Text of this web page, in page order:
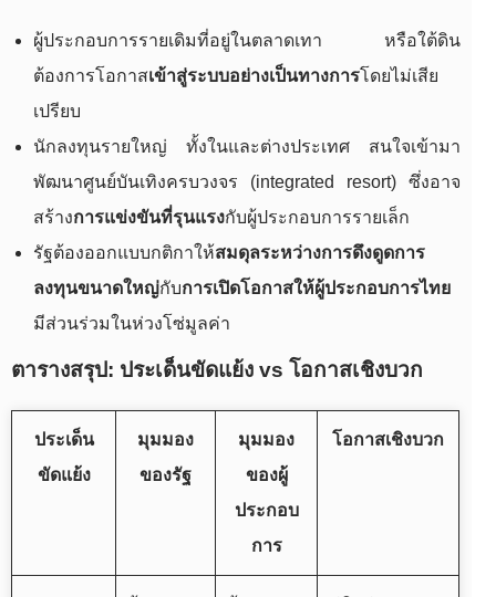
ผู้ประกอบการรายเดิมที่อยู่ในตลาดเทา หรือใต้ดิน
ต้องการโอกาสเข้าสู่ระบบอย่างเป็นทางการโดยไม่เสีย
เปรียบ
นักลงทุนรายใหญ่ ทั้งในและต่างประเทศ สนใจเข้ามา
พัฒนาศูนย์บันเทิงครบวงจร (integrated resort) ซึ่งอาจ
สร้างการแข่งขันที่รุนแรงกับผู้ประกอบการรายเล็ก
รัฐต้องออกแบบกติกาให้สมดุลระหว่างการดึงดูดการ
ลงทุนขนาดใหญ่กับการเปิดโอกาสให้ผู้ประกอบการไทย
มีส่วนร่วมในห่วงโซ่มูลค่า
ตารางสรุป: ประเด็นขัดแย้ง vs โอกาสเชิงบวก
ประเด็น
ขัดแย้ง
มุมมอง
ของรัฐ
มุมมอง
ของผู้
ประกอบ
การ
โอกาสเชิงบวก